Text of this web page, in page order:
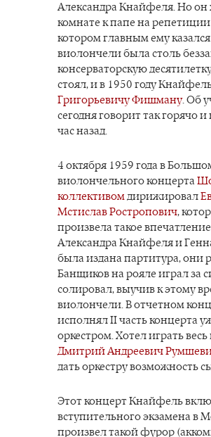
Александра Кнайфеля. Но он
комнате к папе на
котором главным ему
виолончели была столь
консерваторскую
стоял, и в 1950 году
Григорьевичу Фишману. Об
сегодня говорит так горячо
час назад.
4 октября 1959 года в
виолончельного концерта
коллективомдирижировал
Мстислав Ростропович,
произвела такое
Александра Кнайфеля и
была издана партитура, они
Банщиков на рояле играл за
солировал, выучив к этому
виолончели. В отчетном
исполнял II часть концерта
оркестром. Хотел играть
Дмитрий Андреевич
дать оркестру возможность
Этот концерт Кнайфель
вступительного экзамена в
произвел такой фурор